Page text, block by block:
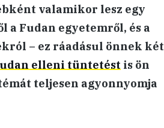
valamikor lesz egy
a Fudan egyetemről, és a
– ez ráadásul önnek két
elleni tüntetést is ön
teljesen agyonnyomja